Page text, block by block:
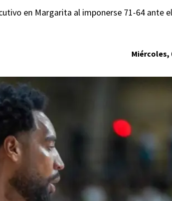
en Margarita al imponerse 71-64 ante
Miércoles,